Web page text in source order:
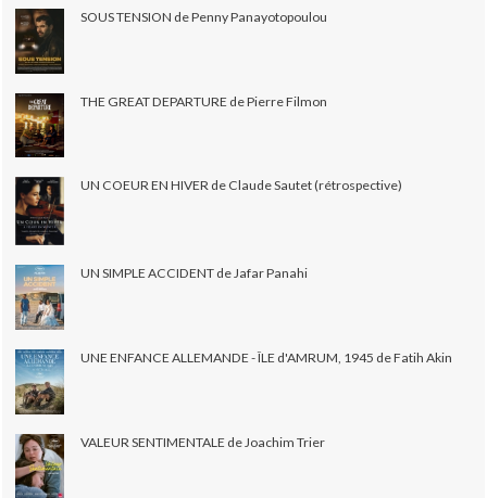
SOUS TENSION de Penny Panayotopoulou
THE GREAT DEPARTURE de Pierre Filmon
UN COEUR EN HIVER de Claude Sautet (rétrospective)
UN SIMPLE ACCIDENT de Jafar Panahi
UNE ENFANCE ALLEMANDE - ÎLE d'AMRUM, 1945 de Fatih Akin
VALEUR SENTIMENTALE de Joachim Trier